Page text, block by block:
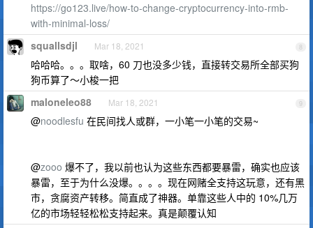
https://go123.live/how-to-change-cryptocurrency-into-rmb-
with-minimal-loss/
8
squallsdjl Mar 18, 2021
哈哈哈。。。取啥，60 刀也没多少钱，直接转交易所全部买狗
狗币算了～小梭一把
9
maloneleo88 Mar 18, 2021
@noodlesfu 在民间找人或群，一小笔一小笔的交易~
@zooo 爆不了，我以前也认为这些东西都要暴雷，确实也应该
暴雷，至于为什么没爆。。。。现在网赌全支持这玩意，还有黑
市，贪腐资产转移。简直成了神器。单靠这些人中的 10%几万
亿的市场轻轻松松支持起来。真是颠覆认知